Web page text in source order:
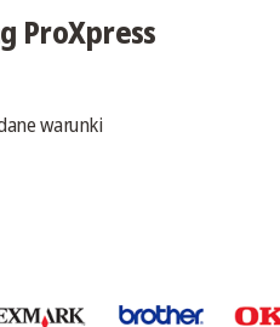
ProXpress
warunki